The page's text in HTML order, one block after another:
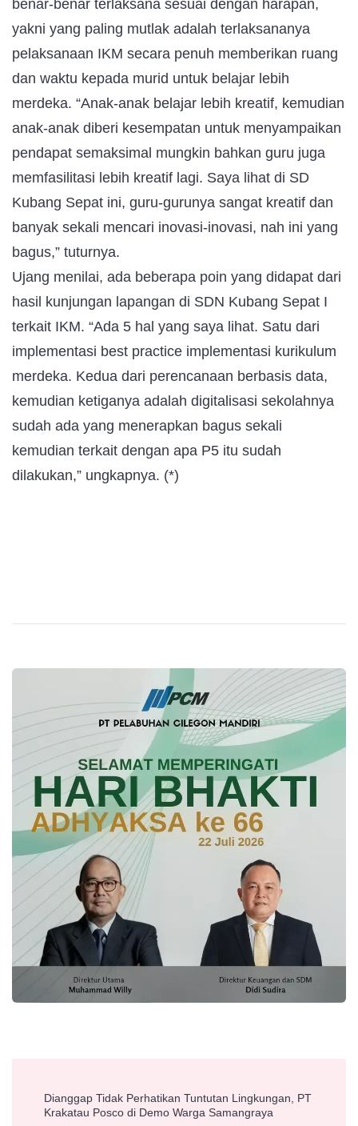
benar-benar terlaksana sesuai dengan harapan,
yakni yang paling mutlak adalah terlaksananya
pelaksanaan IKM secara penuh memberikan ruang
dan waktu kepada murid untuk belajar lebih
merdeka. “Anak-anak belajar lebih kreatif, kemudian
anak-anak diberi kesempatan untuk menyampaikan
pendapat semaksimal mungkin bahkan guru juga
memfasilitasi lebih kreatif lagi. Saya lihat di SD
Kubang Sepat ini, guru-gurunya sangat kreatif dan
banyak sekali mencari inovasi-inovasi, nah ini yang
bagus,” tuturnya.
Ujang menilai, ada beberapa poin yang didapat dari
hasil kunjungan lapangan di SDN Kubang Sepat I
terkait IKM. “Ada 5 hal yang saya lihat. Satu dari
implementasi best practice implementasi kurikulum
merdeka. Kedua dari perencanaan berbasis data,
kemudian ketiganya adalah digitalisasi sekolahnya
sudah ada yang menerapkan bagus sekali
kemudian terkait dengan apa P5 itu sudah
dilakukan,” ungkapnya. (*)
Navigation
Dianggap Tidak Perhatikan Tuntutan Lingkungan, PT
Krakatau Posco di Demo Warga Samangraya